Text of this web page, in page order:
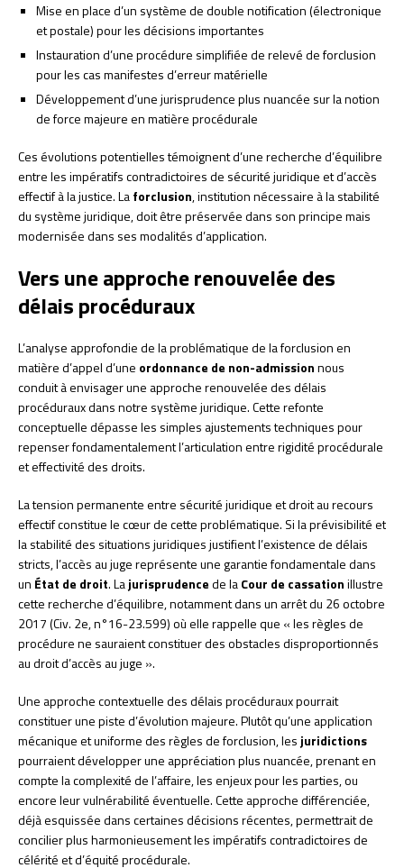
Mise en place d’un système de double notification (électronique
et postale) pour les décisions importantes
Instauration d’une procédure simplifiée de relevé de forclusion
pour les cas manifestes d’erreur matérielle
Développement d’une jurisprudence plus nuancée sur la notion
de force majeure en matière procédurale
Ces évolutions potentielles témoignent d’une recherche d’équilibre
entre les impératifs contradictoires de sécurité juridique et d’accès
effectif à la justice. Laforclusion, institution nécessaire à la stabilité
du système juridique, doit être préservée dans son principe mais
modernisée dans ses modalités d’application.
Vers une approche renouvelée des
délais procéduraux
L’analyse approfondie de la problématique de la forclusion en
matière d’appel d’une ordonnance de non-admissionnous
conduit à envisager une approche renouvelée des délais
procéduraux dans notre système juridique. Cette refonte
conceptuelle dépasse les simples ajustements techniques pour
repenser fondamentalement l’articulation entre rigidité procédurale
et effectivité des droits.
La tension permanente entre sécurité juridique et droit au recours
effectif constitue le cœur de cette problématique. Si la prévisibilité et
la stabilité des situations juridiques justifient l’existence de délais
stricts, l’accès au juge représente une garantie fondamentale dans
un État de droit. Lajurisprudencede laCour de cassationillustre
cette recherche d’équilibre, notamment dans un arrêt du 26 octobre
2017 (Civ. 2e, n°16-23.599) où elle rappelle que « les règles de
procédure ne sauraient constituer des obstacles disproportionnés
au droit d’accès au juge ».
Une approche contextuelle des délais procéduraux pourrait
constituer une piste d’évolution majeure. Plutôt qu’une application
mécanique et uniforme des règles de forclusion, lesjuridictions
pourraient développer une appréciation plus nuancée, prenant en
compte la complexité de l’affaire, les enjeux pour les parties, ou
encore leur vulnérabilité éventuelle. Cette approche différenciée,
déjà esquissée dans certaines décisions récentes, permettrait de
concilier plus harmonieusement les impératifs contradictoires de
célérité et d’équité procédurale.